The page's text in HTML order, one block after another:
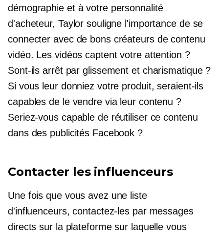
démographie et à votre personnalité
d'acheteur, Taylor souligne l'importance de se
connecter avec de bons créateurs de contenu
vidéo. Les vidéos captent votre attention ?
Sont-ilsarrêt par glissement et charismatique ?
Si vous leur donniez votre produit, seraient-ils
capables de le vendre via leur contenu ?
Seriez-vous capable de réutiliser ce contenu
dans des publicités Facebook ?
Contacter les influenceurs
Une fois que vous avez une liste
d'influenceurs, contactez-les par messages
directs sur la plateforme sur laquelle vous